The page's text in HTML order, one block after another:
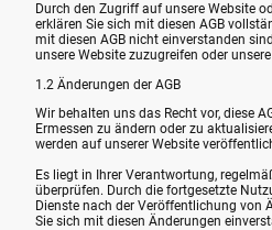
Durch den Zugriff auf unsere Website
erklären Sie sich mit diesen AGB
mit diesen AGB nicht einverstanden
unsere Website zuzugreifen oder
1.2 Änderungen der AGB
Wir behalten uns das Recht vor, diese
Ermessen zu ändern oder zu
werden auf unserer Website
Es liegt in Ihrer Verantwortung,
überprüfen. Durch die fortgesetzte
Dienste nach der Veröffentlichung von
Sie sich mit diesen Änderungen